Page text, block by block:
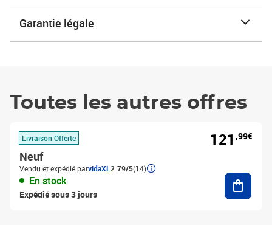
Garantie légale
Toutes les autres offres
Livraison Offerte
Neuf
Vendu et expédié parvidaXL 2.79/5(14)
En stock
Expédié sous 3 jours
121 ,99€